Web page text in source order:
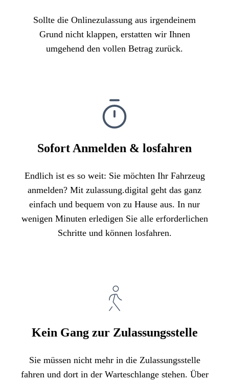
Sollte die Onlinezulassung aus irgendeinem
Grund nicht klappen, erstatten wir Ihnen
umgehend den vollen Betrag zurück.
Sofort Anmelden & losfahren
Endlich ist es so weit: Sie möchten Ihr Fahrzeug
anmelden? Mit zulassung.digital geht das ganz
einfach und bequem von zu Hause aus. In nur
wenigen Minuten erledigen Sie alle erforderlichen
Schritte und können losfahren.
Kein Gang zur Zulassungsstelle
Sie müssen nicht mehr in die Zulassungsstelle
fahren und dort in der Warteschlange stehen. Über